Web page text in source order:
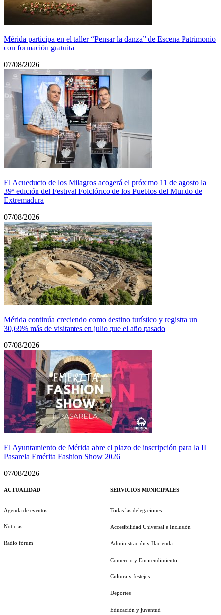
Mérida participa en el taller “Pensar la danza” de Escena Patrimonio
con formación gratuita
07/08/2026
El Acueducto de los Milagros acogerá el próximo 11 de agosto la
39º edición del Festival Folclórico de los Pueblos del Mundo de
Extremadura
07/08/2026
Mérida continúa creciendo como destino turístico y registra un
30,69% más de visitantes en julio que el año pasado
07/08/2026
El Ayuntamiento de Mérida abre el plazo de inscripción para la II
Pasarela Emérita Fashion Show 2026
07/08/2026
ACTUALIDAD
Agenda de eventos
Noticias
Radio fórum
SERVICIOS MUNICIPALES
Todas las delegaciones
Accesibilidad Universal e Inclusión
Administración y Hacienda
Comercio y Emprendimiento
Cultura y festejos
Deportes
Educación y juventud